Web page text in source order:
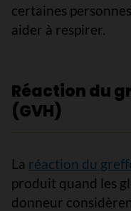
certaines
aider à respirer.
Réaction du
(GVH)
La réaction du
produit quand les
donneur